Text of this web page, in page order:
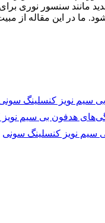
مانند سنسور نوری
سیم نویز کنسلینگ
هدفون بی سیم
سیم نویز کنسلینگ سونی